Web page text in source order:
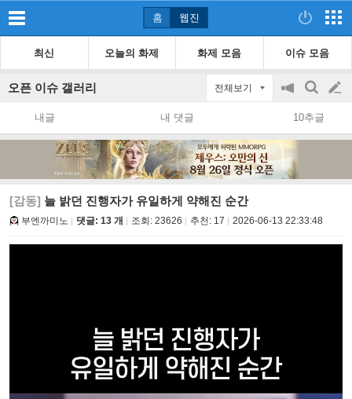
홈 웹진
최신 오늘의 화제 화제 모음 이슈 모음
오픈 이슈 갤러리 전체보기
공
지
on/off
검
색
글
쓰
내글 내 댓글 10추글
[감동] 늘 밝던 진행자가 유일하게 약해진 순간
부엔까미노 댓글: 13 개 조회: 23626 추천: 17 2026-06-13 22:33:48